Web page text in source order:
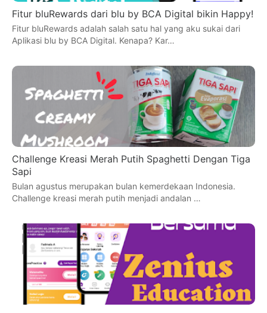
Fitur bluRewards dari blu by BCA Digital bikin Happy!
Fitur bluRewards adalah salah satu hal yang aku sukai dari
Aplikasi blu by BCA Digital. Kenapa? Kar…
Challenge Kreasi Merah Putih Spaghetti Dengan Tiga
Sapi
Bulan agustus merupakan bulan kemerdekaan Indonesia.
Challenge kreasi merah putih menjadi andalan …